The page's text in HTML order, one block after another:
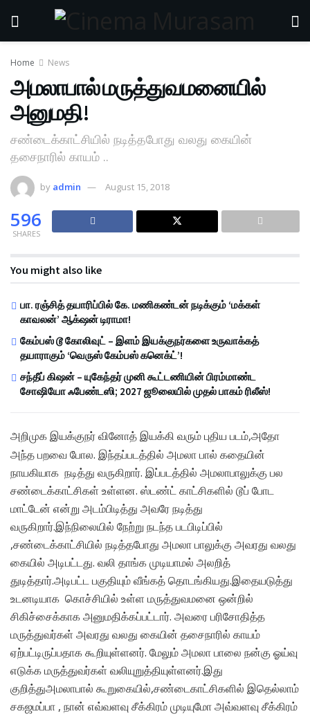
Home News
அமலாபால் மருத்துவமனையில்
அனுமதி!
சண்டைக்காட்சியில் நடித்தபோது வலது கையின்
தசைநாரில் காயம் ..
by admin August 15, 2018
596
SHARES
You might also like
பா. ரஞ்சித் தயாரிப்பில் கே. மணிகண்டன் நடிக்கும் ‘மக்கள்
காவலன்’ ஆக்‌ஷன் டிராமா!
கேம்பஸ் டூ கோலிவுட் – இளம் இயக்குநர்களை உருவாக்கத்
தயாராகும் ‘வெருஸ் கேம்பஸ் கனெக்ட்’!
சந்தீப் கிஷன் – யுகேந்தர் முனி கூட்டணியின் பிரம்மாண்ட
சோஷியோ ஃபேண்டஸி; 2027 ஜூலையில் முதல் பாகம் ரிலீஸ்!
அறிமுக இயக்குநர் வினோத் இயக்கி வரும் புதிய படம்,அதோ
அந்த பறவை போல. இந்தப்படத்தில் அமலா பால் கதையின்
நாயகியாக நடித்து வருகிறார். இப்படத்தில் அமலாபாலுக்கு பல
சண்டைக்காட்சிகள் உள்ளன. ஸ்டண்ட் காட்சிகளில் டூப் போட
மாட்டேன் என்று அடம்பிடித்து அவரே நடித்து
வருகிறார்.இந்நிலையில் நேற்று நடந்த படபிடிப்பில்
,சண்டைக்காட்சியில் நடித்தபோது அமலா பாலுக்கு அவரது வலது
கையில் அடிபட்டது. வலி தாங்க முடியாமல் அலறித்
துடித்தார்.அடிபட்ட பகுதியும் வீங்கத் தொடங்கியது.இதையடுத்து
உடனடியாக கொச்சியில் உள்ள மருத்துவமனை ஒன்றில்
சிகிச்சைக்காக அனுமதிக்கப்பட்டார். அவரை பரிசோதித்த
மருத்துவர்கள் அவரது வலது கையின் தசைநாரில் காயம்
ஏற்பட்டிருப்பதாக கூறியுள்ளனர். மேலும் அமலா பாலை நன்கு ஓய்வு
எடுக்க மருத்துவர்கள் வலியுறுத்தியுள்ளனர்.இது
குறித்துஅமலாபால் கூறுகையில்,சண்டைகாட்சிகளில் இதெல்லாம்
சகஜமப்பா , நான் எவ்வளவு சீக்கிரம் முடியுமோ அவ்வளவு சீக்கிரம்